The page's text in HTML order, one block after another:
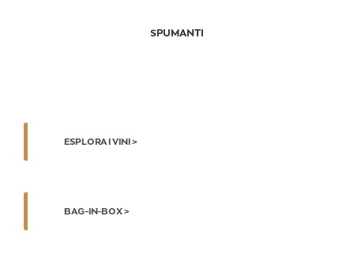
SPUMANTI
ESPLORA I VINI >
BAG-IN-BOX >